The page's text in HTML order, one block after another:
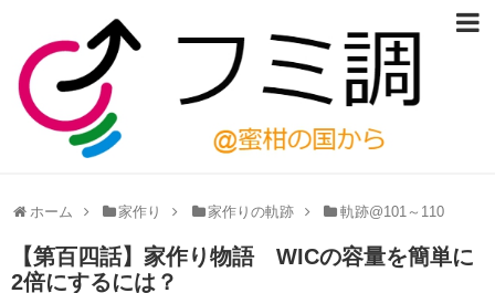
ホーム 家作り 家作りの軌跡 軌跡@101～110
【第百四話】家作り物語 WICの容量を簡単に
2倍にするには？